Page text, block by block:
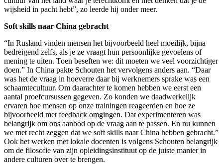
wijsheid in pacht hebt”, zo leerde hij onder meer.
Soft skills naar China gebracht
“In Rusland vinden mensen het bijvoorbeeld heel moeilijk, bijna
bedreigend zelfs, als je ze vraagt hun persoonlijke gevoelens of
mening te uiten. Toen beseften we: dit moeten we veel voorzichtiger
doen.” In China pakte Schouten het vervolgens anders aan. “Daar
was het de vraag in hoeverre daar bij werknemers sprake was een
schaamtecultuur. Om daarachter te komen hebben we eerst een
aantal proefcursussen gegeven. Zo konden we daadwerkelijk
ervaren hoe mensen op onze trainingen reageerden en hoe ze
bijvoorbeeld met feedback omgingen. Dat experimenteren was
belangrijk om ons aanbod op de vraag aan te passen. En nu kunnen
we met recht zeggen dat we soft skills naar China hebben gebracht.”
Ook het werken met lokale docenten is volgens Schouten belangrijk
om de filosofie van zijn opleidingsinstituut op de juiste manier in
andere culturen over te brengen.